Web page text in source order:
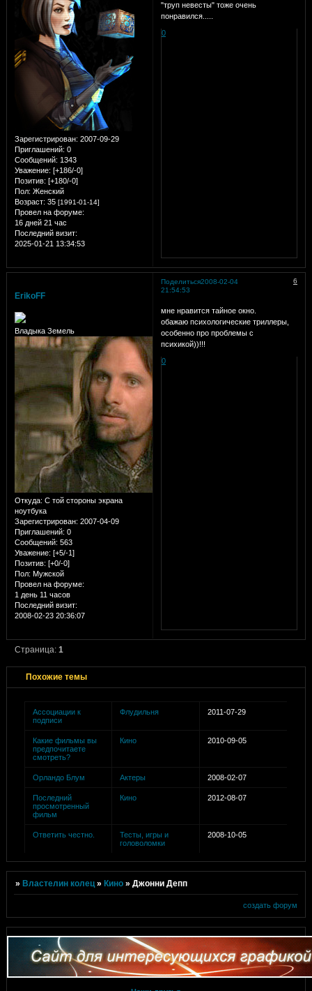
Зарегистрирован: 2007-09-29
Приглашений: 0
Сообщений: 1343
Уважение: [+186/-0]
Позитив: [+180/-0]
Пол: Женский
Возраст: 35 [1991-01-14]
Провел на форуме:
16 дней 21 час
Последний визит:
2025-01-21 13:34:53
"труп невесты" тоже очень
понравился.....
0
Поделиться 6
2008-02-04
21:54:53
ErikoFF
Владыка Земель
Откуда: С той стороны экрана
ноутбука
Зарегистрирован: 2007-04-09
Приглашений: 0
Сообщений: 563
Уважение: [+5/-1]
Позитив: [+0/-0]
Пол: Мужской
Провел на форуме:
1 день 11 часов
Последний визит:
2008-02-23 20:36:07
мне нравится тайное окно.
обажаю психологические триллеры,
особенно про проблемы с
психикой))!!!
0
Страница:1
Похожие темы
Ассоциации к
подписи
Флудильня 2011-07-29
Какие фильмы вы
предпочитаете
смотреть?
Кино 2010-09-05
Орландо Блум Актеры 2008-02-07
Последний
просмотренный
фильм
Кино 2012-08-07
Ответить честно.
Тесты, игры и
головоломки
2008-10-05
»Властелин колец »Кино »Джонни Депп
создать форум